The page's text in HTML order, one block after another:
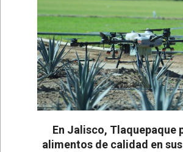
En Jalisco, Tlaquepaque
alimentos de calidad en